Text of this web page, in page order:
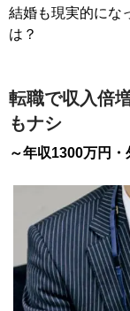
結婚も現実的にな
は？
転職で収入倍
もナシ
～年収1300万円